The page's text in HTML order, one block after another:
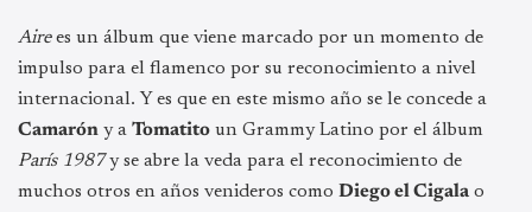
Airees un álbum que viene marcado por un momento de
impulso para el flamenco por su reconocimiento a nivel
internacional. Y es que en este mismo año se le concede a
Camarón y a Tomatito un Grammy Latino por el álbum
París 1987y se abre la veda para el reconocimiento de
muchos otros en años venideros como Diego el Cigala o